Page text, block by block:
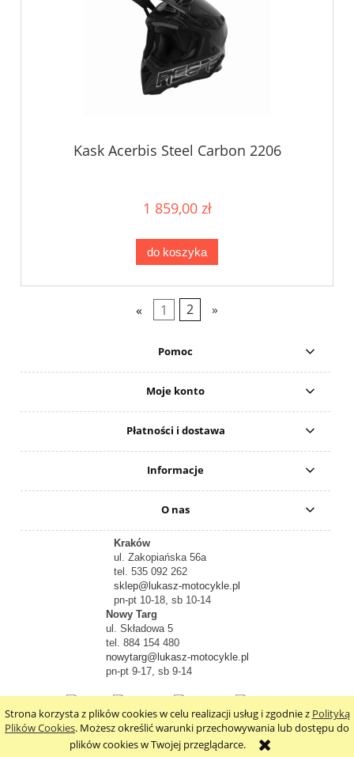
Strona korzysta z plików cookies w celu realizacji usług i zgodnie z Polityką
Plików Cookies. Możesz określić warunki przechowywania lub dostępu do
plików cookies w Twojej przeglądarce.
Kask Acerbis Steel Carbon 2206
1 859,00 zł
do koszyka
« 1 2 »
Pomoc
Moje konto
Płatności i dostawa
Informacje
O nas
Kraków
ul. Zakopiańska 56a
tel. 535 092 262
sklep@lukasz-motocykle.pl
pn-pt 10-18, sb 10-14
Nowy Targ
ul. Składowa 5
tel. 884 154 480
nowytarg@lukasz-motocykle.pl
pn-pt 9-17, sb 9-14
pokaż pełną wersję strony
Sklep internetowy Shoper.pl